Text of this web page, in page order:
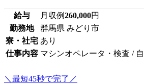
給与 月収例260,000円
勤務地
群馬県 みどり市
寮・社宅 あり
仕事内容 マシンオペレータ・検査 /
＼最短45秒で完了／